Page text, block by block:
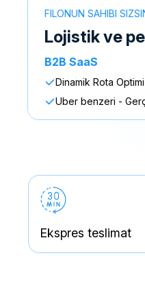
FILONUN SAHIBI
lojistik ve
B2B SaaS
Dinamik Rota
Uber benzeri -
Ekspres teslimat